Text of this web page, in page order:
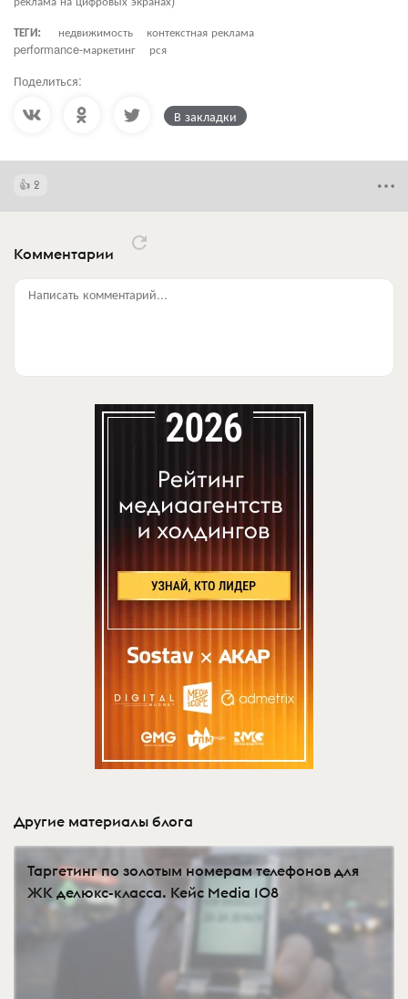
ТЕГИ:
недвижимость
контекстная реклама
performance-маркетинг
рся
Поделиться:
В закладки
2
Комментарии
Написать комментарий...
Другие материалы блога
Таргетинг по золотым номерам телефонов для
ЖК делюкс-класса. Кейс Media 108